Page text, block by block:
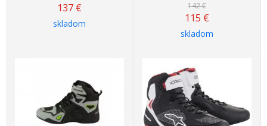
137 €
skladom
142 €
115 €
skladom